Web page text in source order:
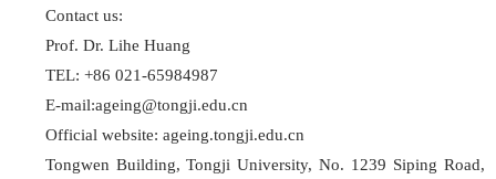
Contact us:
Prof. Dr. Lihe Huang
TEL: +86 021-65984987
E-mail:ageing@tongji.edu.cn
Official website: ageing.tongji.edu.cn
Tongwen Building, Tongji University, No. 1239 Siping Road,